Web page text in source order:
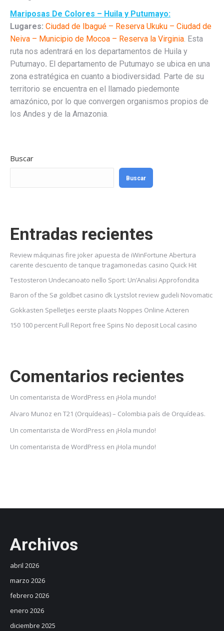
Mariposas De Colores – Huila y Putumayo:
Lugares: Ciudad de Ibagué – Reserva Ukuku – Ciudad de
Neiva – Municipio de Mocoa – Reserva la Virginia. Esta
ruta nos adentrará en los departamentos de Huila y
Putumayo. El departamento de Putumayo se ubica en una
zona estratégica en cuanto a biodiversidad. Parte de su
territorio se encuentra en el llamado piedemonte
amazónico, por lo que convergen organismos propios de
los Andes y de la Amazonia.
Buscar
Buscar
Entradas recientes
Review máquinas fire joker apuesta de iWinFortune Abertura
carente descuento de tanque tragamonedas casino Quick Hit
Testosteron Undecanoato nello Sport: Un’Analisi Approfondita
Baron of the Sø goldbet casino dk Lystslot review gudeli Novomatic
Gokkasten Spelletjes eerste plaats Noppes Online Acteren
150 100 percent Full Report free Spins No deposit Local casino
Comentarios recientes
Un comentarista de WordPress en ¡Hola mundo!
Alvaro Munoz en T21 (Orquídeas) – Colombia país de Orquídeas.
Un comentarista de WordPress en ¡Hola mundo!
Un comentarista de WordPress en ¡Hola mundo!
Archivos
abril 2026
marzo 2026
febrero 2026
enero 2026
diciembre 2025